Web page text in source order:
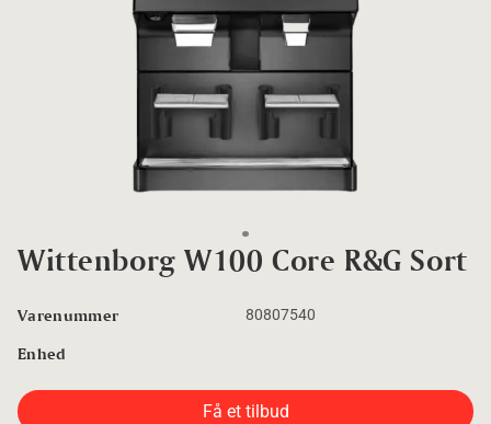
Go to slide 1
Wittenborg W100 Core R&G Sort
Varenummer 80807540
Enhed
Få et tilbud